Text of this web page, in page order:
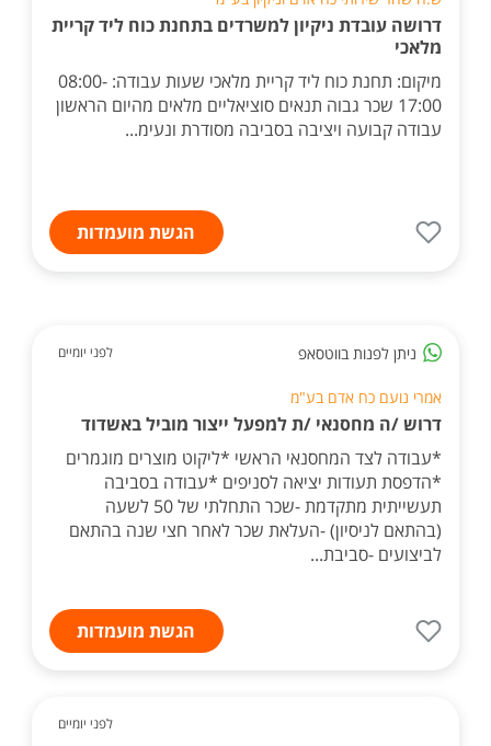
דרושה עובדת ניקיון למשרדים בתחנת כוח ליד קריית
מלאכי
מיקום: תחנת כוח ליד קריית מלאכי שעות עבודה: 08:00-
17:00 שכר גבוה תנאים סוציאליים מלאים מהיום הראשון
עבודה קבועה ויציבה בסביבה מסודרת ונעימ...
הגשת מועמדות
ניתן לפנות בווטסאפ לפני יומיים
אמרי נועם כח אדם בע"מ
דרוש /ה מחסנאי /ת למפעל ייצור מוביל באשדוד
*עבודה לצד המחסנאי הראשי *ליקוט מוצרים מוגמרים
*הדפסת תעודות יציאה לסניפים *עבודה בסביבה
תעשייתית מתקדמת -שכר התחלתי של 50 לשעה
(בהתאם לניסיון) -העלאת שכר לאחר חצי שנה בהתאם
לביצועים -סביבת...
הגשת מועמדות
לפני יומיים